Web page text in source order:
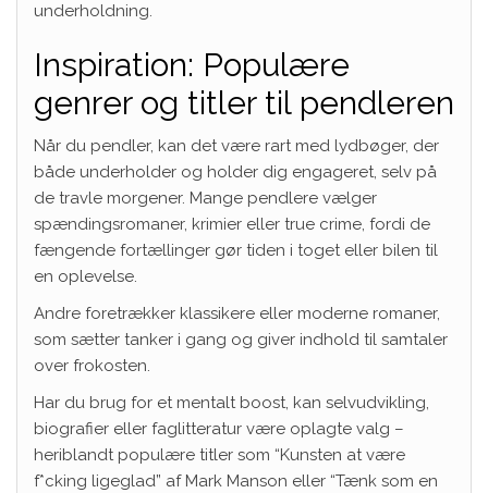
underholdning.
Inspiration: Populære
genrer og titler til pendleren
Når du pendler, kan det være rart med lydbøger, der
både underholder og holder dig engageret, selv på
de travle morgener. Mange pendlere vælger
spændingsromaner, krimier eller true crime, fordi de
fængende fortællinger gør tiden i toget eller bilen til
en oplevelse.
Andre foretrækker klassikere eller moderne romaner,
som sætter tanker i gang og giver indhold til samtaler
over frokosten.
Har du brug for et mentalt boost, kan selvudvikling,
biografier eller faglitteratur være oplagte valg –
heriblandt populære titler som “Kunsten at være
f*cking ligeglad” af Mark Manson eller “Tænk som en